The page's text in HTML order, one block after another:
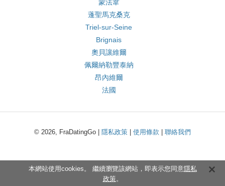
蒙法韋
蓬聖馬克桑克
Triel-sur-Seine
Brignais
奧貝讓維爾
佩爾納勒豐泰納
昂內維爾
法國
© 2026, FraDatingGo | 隱私政策 使用條款 聯絡我們
本網站使用cookies。 繼續瀏覽該網站，即表示您同意隱私
政策。